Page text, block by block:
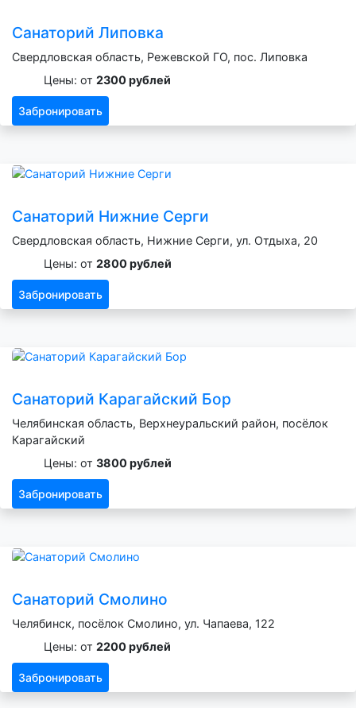
Санаторий Липовка
Свердловская область, Режевской ГО, пос. Липовка
Цены: от 2300 рублей
Забронировать
Санаторий Нижние Серги
Свердловская область, Нижние Серги, ул. Отдыха, 20
Цены: от 2800 рублей
Забронировать
Санаторий Карагайский Бор
Челябинская область, Верхнеуральский район, посёлок
Карагайский
Цены: от 3800 рублей
Забронировать
Санаторий Смолино
Челябинск, посёлок Смолино, ул. Чапаева, 122
Цены: от 2200 рублей
Забронировать